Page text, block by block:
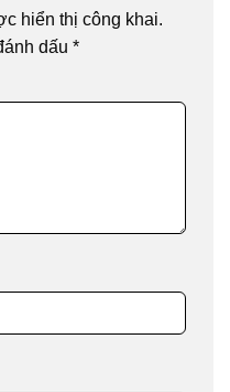
hiển thị công khai.
dấu *